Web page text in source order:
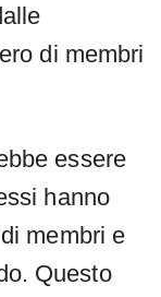
di membri
essere
hanno
membri e
Questo